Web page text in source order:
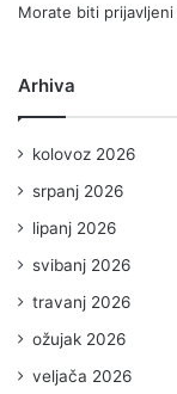
Morate biti prijavljeni
Arhiva
kolovoz 2026
srpanj 2026
lipanj 2026
svibanj 2026
travanj 2026
ožujak 2026
veljača 2026